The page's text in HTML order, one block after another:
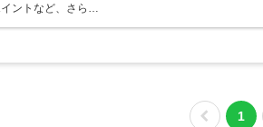
イントなど、さら…
1